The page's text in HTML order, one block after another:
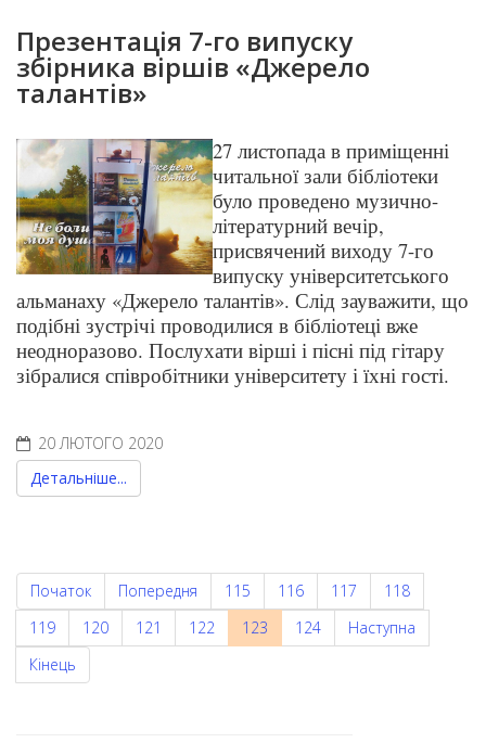
Презентація 7-го випуску
збірника віршів «Джерело
талантів»
27 листопада в приміщенні
читальної зали бібліотеки
було проведено музично-
літературний вечір,
присвячений виходу 7-го
випуску університетського
альманаху «Джерело талантів». Слід зауважити, що
подібні зустрічі проводилися в бібліотеці вже
неодноразово. Послухати вірші і пісні під гітару
зібралися співробітники університету і їхні гості.
20 ЛЮТОГО 2020
Детальніше...
Початок Попередня 115 116 117
118
119
120 121 122 123 124
Наступна
Кінець